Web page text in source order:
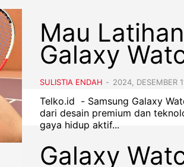
Mau
Galaxy
SULISTIA ENDAH - 2024, DESEMBER
Telko.id - Samsung Galaxy
dari desain premium dan
gaya hidup aktif...
Galaxy